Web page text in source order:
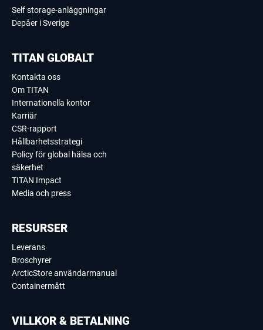
Self storage-anläggningar
Depåer i Sverige
TITAN GLOBALT
Kontakta oss
Om TITAN
Internationella kontor
Karriär
CSR-rapport
Hållbarhetsstrategi
Policy för global hälsa och
säkerhet
TITAN Impact
Media och press
RESURSER
Leverans
Broschyrer
ArcticStore användarmanual
Containermått
VILLKOR & BETALNING